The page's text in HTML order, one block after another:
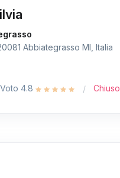
Abbiategrasso MI, Italia
Voto 4.8 Chiuso